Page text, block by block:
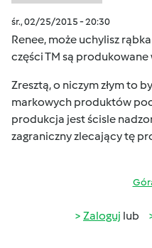
śr., 02/25/2015 - 20:30
Renee, może uchylisz
części TM są produkowane
Zresztą, o niczym złym to
markowych produktów
produkcja jest ścisle
zagraniczny zlecający tę
Zaloguj lub